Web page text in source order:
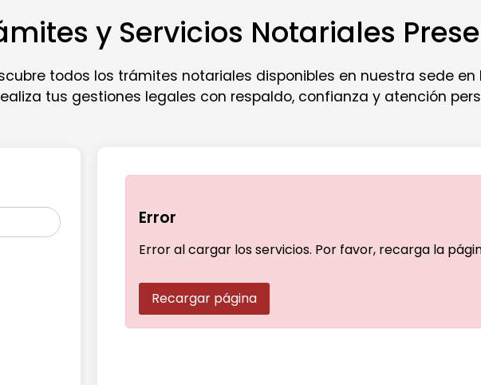
y Servicios Notariales
todos los trámites notariales disponibles en nuestra sede en
tus gestiones legales con respaldo, confianza y atención
Error
Error al cargar los servicios. Por favor, recarga la
Recargar página